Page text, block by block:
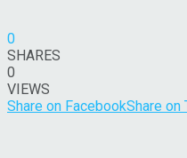
0
SHARES
0
VIEWS
Share on FacebookShare on